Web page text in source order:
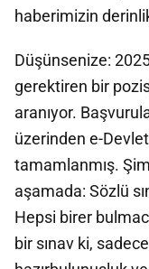
haberimizin
Düşünsenize:
gerektiren bir
aranıyor.
üzerinden e-
tamamlanmış.
aşamada: Sözlü
Hepsi birer
bir sınav ki,